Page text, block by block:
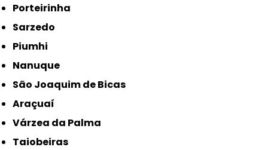
Porteirinha
Sarzedo
Piumhi
Nanuque
São Joaquim de Bicas
Araçuaí
Várzea da Palma
Taiobeiras